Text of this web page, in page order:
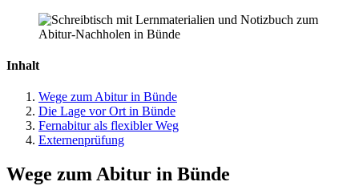
Inhalt
Wege zum Abitur in Bünde
Die Lage vor Ort in Bünde
Fernabitur als flexibler Weg
Externenprüfung
Wege zum Abitur in Bünde